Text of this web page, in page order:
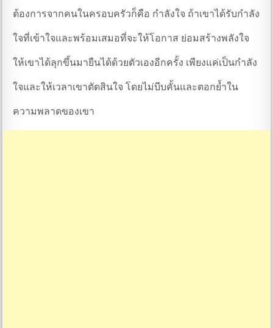
ต้องการจากคนในครอบครัวก็คือ กำลังใจ ถ้าเขาได้รับกำลัง
ใจที่เข้าใจและพร้อมเสมอที่จะให้โอกาส ย่อมสร้างพลังใจ
ให้เขาได้ลุกขึ้นมายืนได้ด้วยตัวเองอีกครั้ง เพียงแค่เป็นกำลัง
ใจและให้เวลาเขาตัดสินใจ โดยไม่บีบคั้นและตอกย้ำใน
ความพลาดของเขา